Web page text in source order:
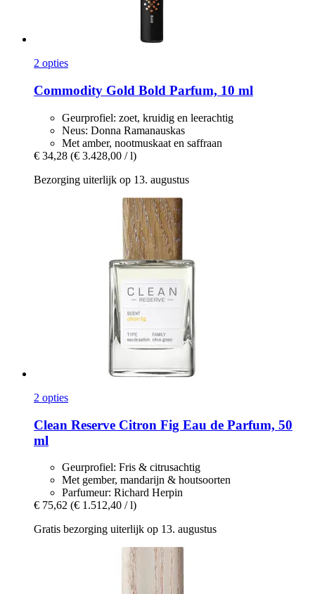
2 opties
Commodity Gold Bold Parfum, 10 ml
Geurprofiel: zoet, kruidig en leerachtig
Neus: Donna Ramanauskas
Met amber, nootmuskaat en saffraan
€ 34,28 (€ 3.428,00 / l)
Bezorging uiterlijk op 13. augustus
2 opties
Clean Reserve Citron Fig Eau de Parfum, 50
ml
Geurprofiel: Fris & citrusachtig
Met gember, mandarijn & houtsoorten
Parfumeur: Richard Herpin
€ 75,62 (€ 1.512,40 / l)
Gratis bezorging uiterlijk op 13. augustus